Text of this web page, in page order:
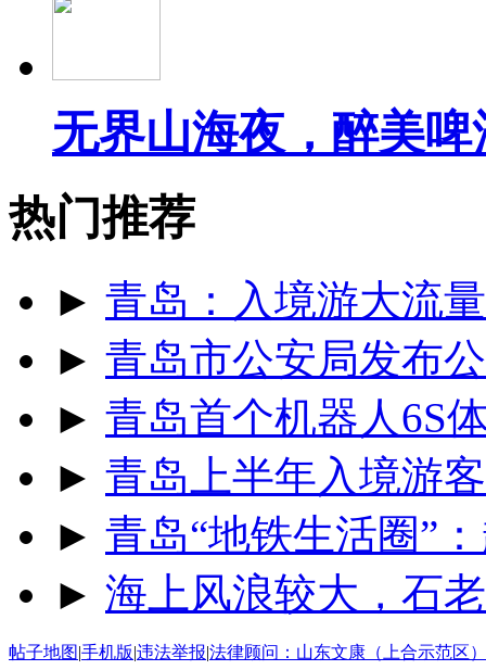
无界山海夜，醉美
热门推荐
► 青岛：入境游大流
► 青岛市公安局发布
► 青岛首个机器人6S
► 青岛上半年入境游
► 青岛“地铁生活圈”
► 海上风浪较大，石
帖子地图|手机版|违法举报|法律顾问：山东文康（上合示范区